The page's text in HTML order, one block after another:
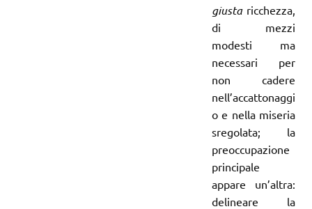
giusta ricchezza,
di mezzi
modesti ma
necessari per
non cadere
nell’accattonaggi
o e nella miseria
sregolata; la
preoccupazione
principale
appare un’altra:
delineare la